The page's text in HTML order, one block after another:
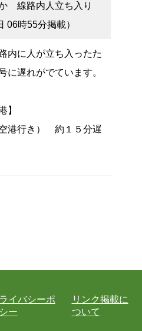
か 線路内人立ち入り
06時55分掲載）
内に人が立ち入ったた
に遅れがでています。
】
港行き） 約１５分遅
イバシーポ
ー
リンク掲載に
ついて